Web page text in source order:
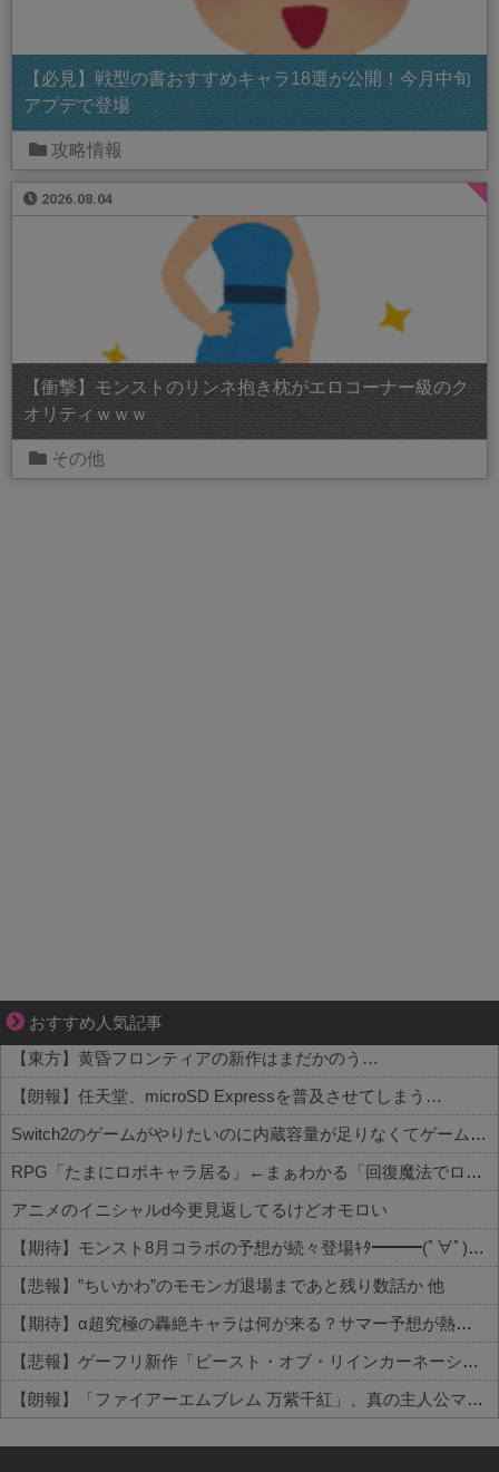
【必見】戦型の書おすすめキャラ18選が公開！今月中旬
アプデで登場
攻略情報
2026.08.04
【衝撃】モンストのリンネ抱き枕がエロコーナー級のク
オリティｗｗｗ
その他
おすすめ人気記事
妻が嫌すぎて壊れていった、ある夫の現実
【東方】黄昏フロンティアの新作はまだかのう…
【朗報】任天堂、microSD Expressを普及させてしまう…
Switch2のゲームがやりたいのに内蔵容量が足りなくてゲームができない
RPG「たまにロボキャラ居る」←まぁわかる「回復魔法でロボキャラが回復」←？
アニメのイニシャルd今更見返してるけどオモロい
【期待】モンスト8月コラボの予想が続々登場ｷﾀ━━━(ﾟ∀ﾟ)━━━!! 他
【悲報】”ちいかわ”のモモンガ退場まであと残り数話か 他
【期待】α超究極の轟絶キャラは何が来る？サマー予想が熱い 他
【悲報】ゲーフリ新作「ビースト・オブ・リインカーネーション」、老舗レビューサイトからボロクソ言われてしまう 他
【朗報】「ファイアーエムブレム 万紫千紅」、真の主人公マイユニはキャラメイク可能ｗｗ 他
Powered by livedoor 相互RSS